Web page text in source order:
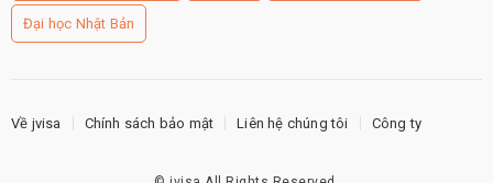
Đại học Nhật Bản
Về jvisa Chính sách bảo mật Liên hệ chúng tôi Công ty